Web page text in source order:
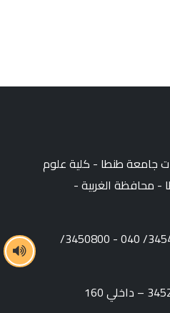
جامعة طنطا - كلية علوم
- محافظة الغربية -
3454004/ 040 - 3450800/